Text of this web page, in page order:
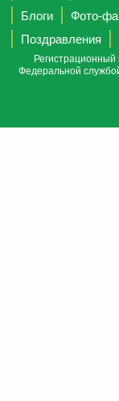
Блоги
Фото-
Поздравления
Федеральной